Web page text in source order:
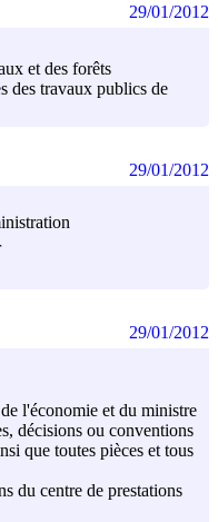
et des forêts
des travaux publics de
29/01/2012
29/01/2012
l'économie et du ministre
décisions ou conventions
que toutes pièces et tous
du centre de prestations
29/01/2012